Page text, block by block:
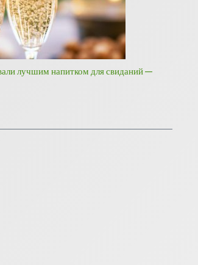
лучшим напитком для свиданий —